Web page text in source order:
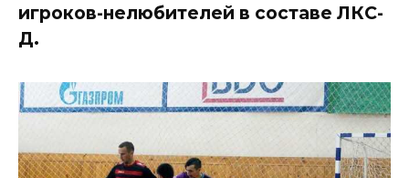
игроков-нелюбителей в составе ЛКС-
Д.